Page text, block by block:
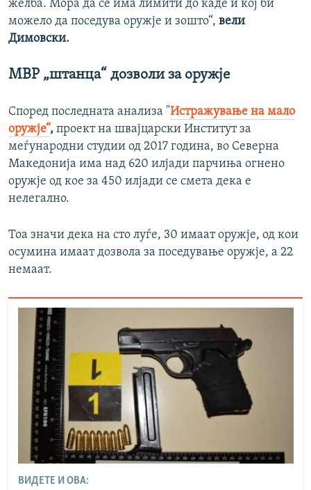
желба. Мора да се има лимити до каде и кој би
можело да поседува оружје и зошто“, вели
Димовски.
МВР „штанца“ дозволи за оружје
Според последната анализа "Истражување на мало
оружје“, проект на швајцарски Институт за
меѓународни студии од 2017 година, во Северна
Македонија има над 620 илјади парчиња огнено
оружје од кое за 450 илјади се смета дека е
нелегално.
Тоа значи дека на сто луѓе, 30 имаат оружје, од кои
осумина имаат дозвола за поседување оружје, а 22
немаат.
ВИДЕТЕ И ОВА: